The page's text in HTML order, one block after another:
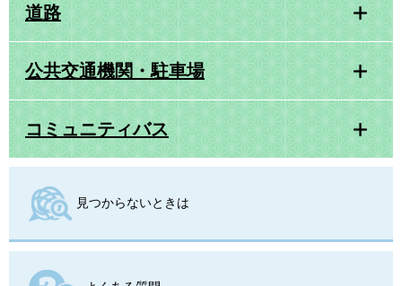
道路
公共交通機関・駐車場
コミュニティバス
見つからないときは